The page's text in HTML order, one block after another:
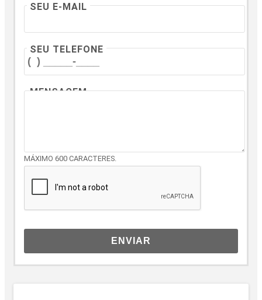
SEU E-MAIL
SEU TELEFONE
MENSAGEM
MÁXIMO 600 CARACTERES.
ENVIAR